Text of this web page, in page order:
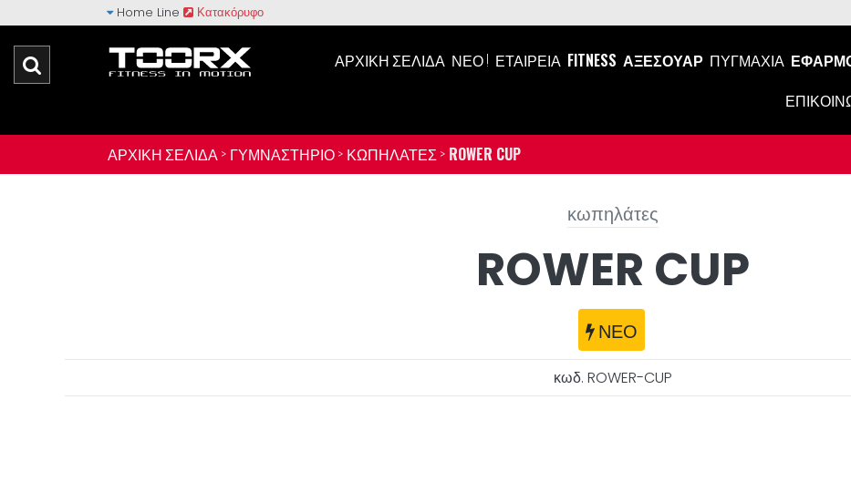
Home Line Κατακόρυφο
ΑΡΧΙΚΉ ΣΕΛΊΔΑ ΝΕΟ ! ΕΤΑΙΡΕΊΑ FITNESS ΑΞΕΣΟΥΆΡ ΠΥΓΜΑΧΊΑ
ΑΡΧΙΚΉ ΣΕΛΊΔΑ > ΓΥΜΝΑΣΤΉΡΙΟ > ΚΩΠΗΛΆΤΕΣ > ROWER CUP
κωπηλάτες
ROWER CUP
ΝΕΟ
κωδ. ROWER-CUP